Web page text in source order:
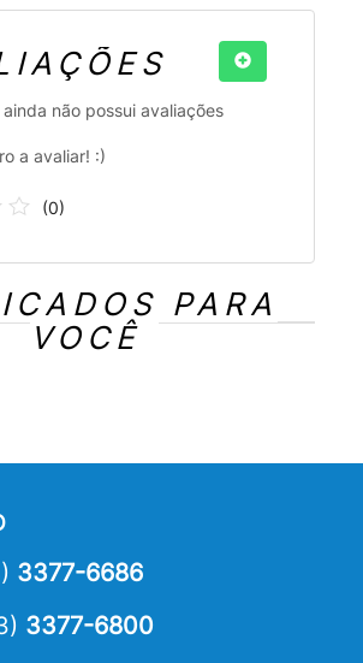
não possui avaliações
a avaliar! :)
(0)
PARA
VOCÊ
3377-6686
3377-6800